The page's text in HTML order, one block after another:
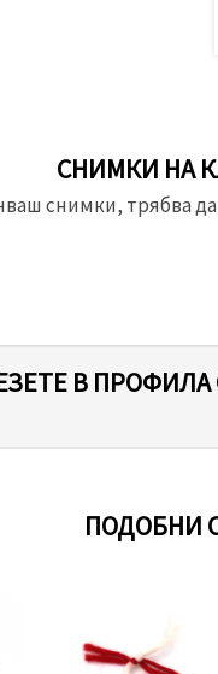
СНИМКИ НА
снимки, трябва
В ПРОФИЛА
ПОДОБНИ